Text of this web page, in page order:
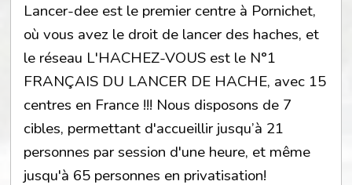
Lancer-dee est le premier centre à Pornichet,
où vous avez le droit de lancer des haches, et
le réseau L'HACHEZ-VOUS est le N°1
FRANÇAIS DU LANCER DE HACHE, avec 15
centres en France !!! Nous disposons de 7
cibles, permettant d'accueillir jusqu’à 21
personnes par session d'une heure, et même
jusqu'à 65 personnes en privatisation!